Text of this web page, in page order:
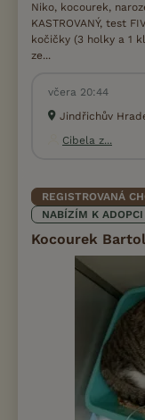
Niko, kocourek,
KASTROVANÝ, test
kočičky (3 holky a 1
ze...
včera 20:44
Jindřichův
Cibela z...
REGISTROVANÁ
NABÍZÍM K ADOPCI
Kocourek